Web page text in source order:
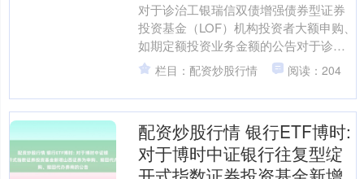
对于诊治工银瑞信双债增强债券型证券
投资基金（LOF）机构投资者大额申购、
如期定额投资业务金额的公告对于诊治
工银瑞信双债增强债券型证券投资基金
（LOF）机构投资者....
栏目：配资炒股行情 阅读：204
配资炒股行情 银行ETF博时:
对于博时中证银行往复型绽